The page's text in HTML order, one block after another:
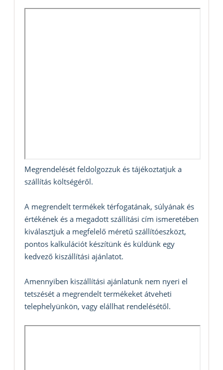
Megrendelését feldolgozzuk és tájékoztatjuk a
szállítás költségéről.
A megrendelt termékek térfogatának, súlyának és
értékének és a megadott szállítási cím ismeretében
kiválasztjuk a megfelelő méretű szállítóeszközt,
pontos kalkulációt készítünk és küldünk egy
kedvező kiszállítási ajánlatot.
Amennyiben kiszállítási ajánlatunk nem nyeri el
tetszését a megrendelt termékeket átveheti
telephelyünkön, vagy elállhat rendelésétől.